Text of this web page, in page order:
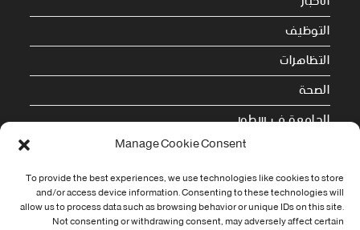
Manage Cookie Consent
To provide the best experiences, we use technologies like cookies to store
and/or access device information. Consenting to these technologies will
allow us to process data such as browsing behavior or unique IDs on this site.
Not consenting or withdrawing consent, may adversely affect certain
التوظيف
التظاهرات
الصحة
الجامعة في سطور
Cookie Policy (EU)
معلومات الاتصال